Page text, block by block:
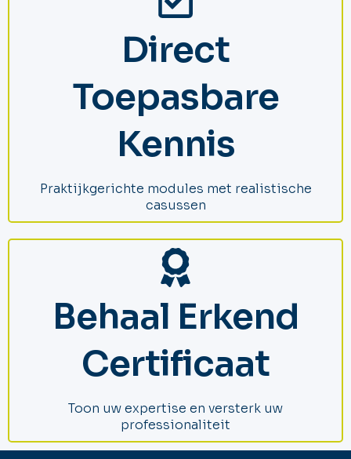
Direct
Toepasbare
Kennis
Praktijkgerichte modules met realistische
casussen
Behaal Erkend
Certificaat
Toon uw expertise en versterk uw
professionaliteit